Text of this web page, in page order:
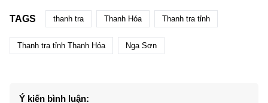
TAGS thanh tra Thanh Hóa Thanh tra tỉnh
Thanh tra tỉnh Thanh Hóa Nga Sơn
Ý kiến bình luận: